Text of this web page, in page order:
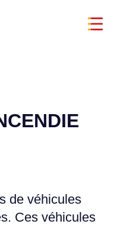
de véhicules
Ces véhicules